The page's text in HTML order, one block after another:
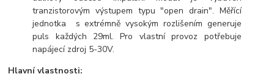
tranzistorovým výstupem typu "open drain". Měřící
jednotka s extrémně vysokým rozlišením generuje
puls každých 29ml. Pro vlastní provoz potřebuje
napájecí zdroj 5-30V.
Hlavní vlastnosti: